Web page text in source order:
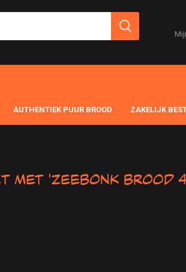
AUTHENTIEK PUUR BROOD ZAKELIJK
met 'Zeebonk brood